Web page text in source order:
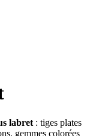
labret : tiges plates
gemmes colorées